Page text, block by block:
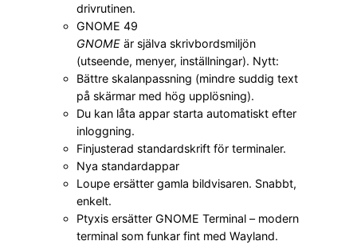
drivrutinen.
GNOME 49
GNOME är själva skrivbordsmiljön
(utseende, menyer, inställningar). Nytt:
Bättre skalanpassning (mindre suddig text
på skärmar med hög upplösning).
Du kan låta appar starta automatiskt efter
inloggning.
Finjusterad standardskrift för terminaler.
Nya standardappar
Loupe ersätter gamla bildvisaren. Snabbt,
enkelt.
Ptyxis ersätter GNOME Terminal – modern
terminal som funkar fint med Wayland.